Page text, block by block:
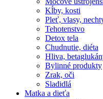
Kĺby, kosti
Pleť, vlasy,
Tehotenstvo
Detox tela
Chudnutie, diéta
Hliva,
Bylinné produkty
Zrak, oči
Sladidlá
Matka a dieťa